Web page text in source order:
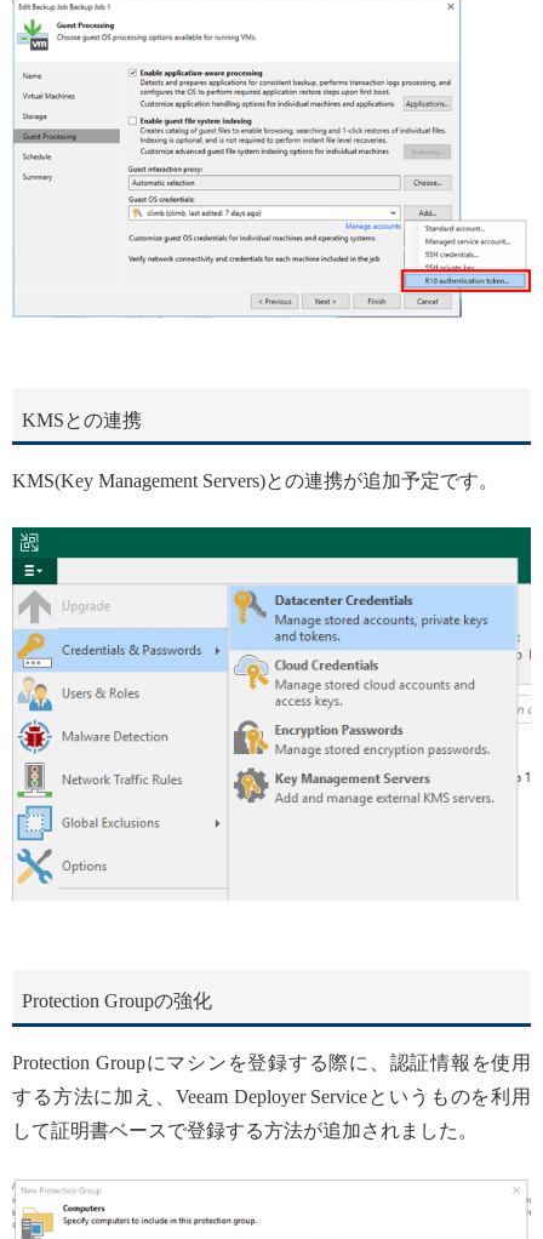
KMSとの連携
KMS(Key Management Servers)との連携が追加予定です。
Protection Groupの強化
Protection Groupにマシンを登録する際に、認証情報を使用
する方法に加え、Veeam Deployer Serviceというものを利用
して証明書ベースで登録する方法が追加されました。